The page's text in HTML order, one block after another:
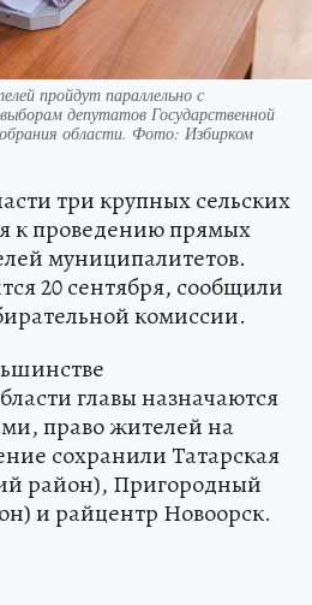
пройдут параллельно с
депутатов Государственной
области. Фото: Избирком
три крупных сельских
к проведению прямых
муниципалитетов.
20 сентября, сообщили
комиссии.
главы назначаются
право жителей на
сохранили Татарская
район), Пригородный
и райцентр Новоорск.